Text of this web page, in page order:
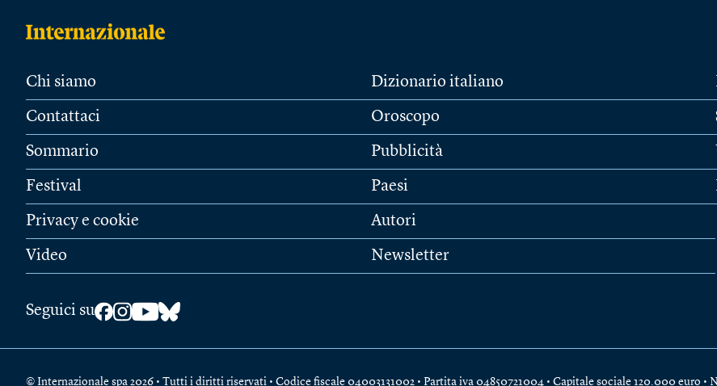
Chi siamo
Contattaci
Sommario
Festival
Privacy e cookie
Video
Dizionario italiano
Oroscopo
Pubblicità
Paesi
Autori
Newsletter
Seguici su
© Internazionale spa 2026 • Tutti i diritti riservati • Codice fiscale 04003131002 • Partita iva 04850721004 • Capitale sociale 120.000 euro •